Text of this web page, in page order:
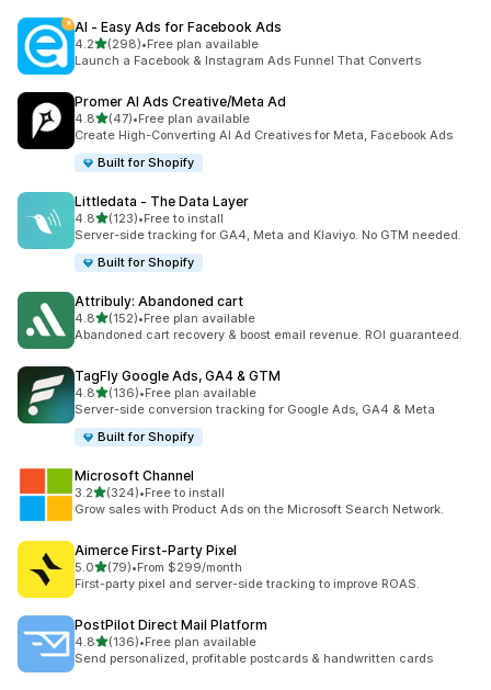
AI ‑ Easy Ads for Facebook Ads
4.2滿分 5 顆星
(298)
共有 298 則評價
•Free plan available
Launch a Facebook & Instagram Ads Funnel That Converts
Promer AI Ads Creative/Meta Ad
4.8滿分 5 顆星
(47)
共有 47 則評價
•Free plan available
Create High-Converting AI Ad Creatives for Meta, Facebook Ads
Built for Shopify
Littledata ‑ The Data Layer
4.8滿分 5 顆星
(123)
共有 123 則評價
•Free to install
Server-side tracking for GA4, Meta and Klaviyo. No GTM needed.
Built for Shopify
Attribuly: Abandoned cart
4.8滿分 5 顆星
(152)
共有 152 則評價
•Free plan available
Abandoned cart recovery & boost email revenue. ROI guaranteed.
TagFly Google Ads, GA4 & GTM
4.8滿分 5 顆星
(136)
共有 136 則評價
•Free plan available
Server-side conversion tracking for Google Ads, GA4 & Meta
Built for Shopify
Microsoft Channel
3.2滿分 5 顆星
(324)
共有 324 則評價
•Free to install
Grow sales with Product Ads on the Microsoft Search Network.
Aimerce First‑Party Pixel
5.0滿分 5 顆星
(79)
共有 79 則評價
•From $299/month
First-party pixel and server-side tracking to improve ROAS.
PostPilot Direct Mail Platform
4.8滿分 5 顆星
(136)
共有 136 則評價
•Free plan available
Send personalized, profitable postcards & handwritten cards